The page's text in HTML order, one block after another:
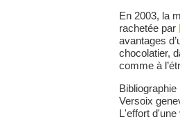
En 2003, la
rachetée par
avantages
chocolatier,
comme à
Bibliographie
Versoix
L'effort